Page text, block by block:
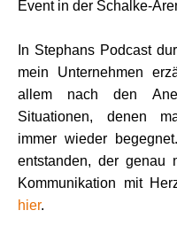
Event in der Schalke-
In Stephans Podcast
mein Unternehmen
allem nach den
Situationen, denen
immer wieder
entstanden, der genau
Kommunikation mit
hier.